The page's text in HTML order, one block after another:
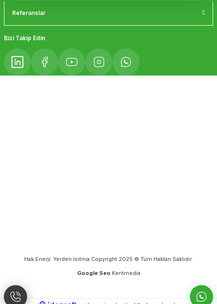
Referanslar
Bizi Takip Edin
Hak Enerji: Yerden Isıtma Copyright 2025 © Tüm Hakları Saklıdır.
Google Seo Kentmedia